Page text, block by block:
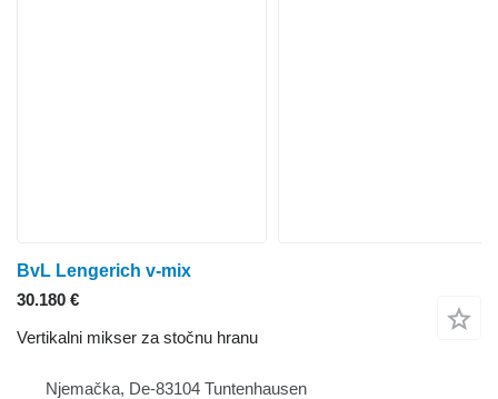
BvL Lengerich v-mix
30.180 €
Vertikalni mikser za stočnu hranu
Njemačka, De-83104 Tuntenhausen